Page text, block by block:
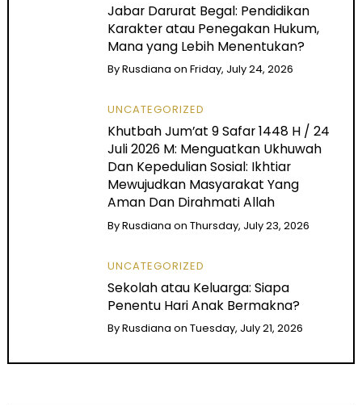
Jabar Darurat Begal: Pendidikan
Karakter atau Penegakan Hukum,
Mana yang Lebih Menentukan?
ByRusdiana onFriday, July 24, 2026
UNCATEGORIZED
Khutbah Jum’at 9 Safar 1448 H / 24
Juli 2026 M: Menguatkan Ukhuwah
Dan Kepedulian Sosial: Ikhtiar
Mewujudkan Masyarakat Yang
Aman Dan Dirahmati Allah
ByRusdiana onThursday, July 23, 2026
UNCATEGORIZED
Sekolah atau Keluarga: Siapa
Penentu Hari Anak Bermakna?
ByRusdiana onTuesday, July 21, 2026